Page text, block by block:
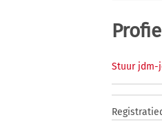
Stuur jdm-